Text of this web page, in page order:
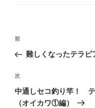
投
ナ
ビ
ゲ
ー
前
の
稿
前
難しくなったテラピ
次
の
投
次
中通しセコ釣り竿！
（オイカワ①編）